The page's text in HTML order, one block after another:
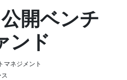
開ベンチ
ンド
マネジメント